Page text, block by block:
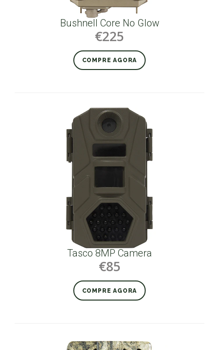
Bushnell Core No Glow
€225
COMPRE AGORA
Tasco 8MP Camera
€85
COMPRE AGORA